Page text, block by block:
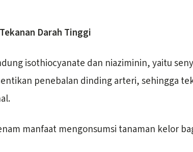
Darah Tinggi
isothiocyanate dan niaziminin, yaitu
penebalan dinding arteri, sehingga
manfaat mengonsumsi tanaman kelor